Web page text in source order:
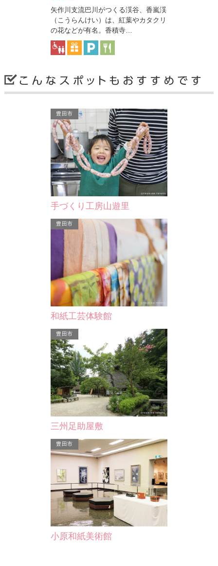
矢作川支流巴川がつくる渓谷、香嵐渓
（こうらんけい）は、紅葉やカタクリ
の花などが有名。香積寺…
香積寺
応永34年に足助氏の居館跡に創建され
た曹洞宗の古刹。一帯はもみじや杉木
立が生い茂り、もみじの…
足助村
ベキューを楽しもう。別料金で食材の
用意があります。
豊田市
手づくり工房山遊里
豊田市
和紙工芸体験館
豊田市
三州足助屋敷
豊田市
小原和紙美術館